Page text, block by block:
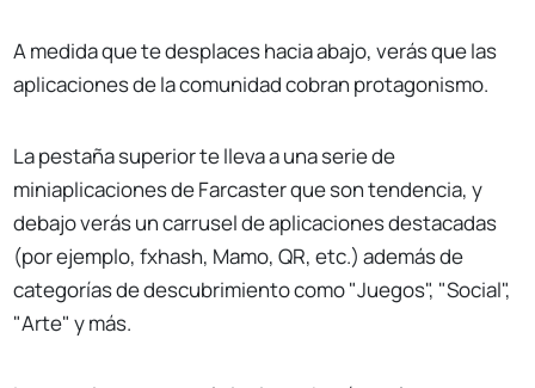
A medida que te desplaces hacia abajo, verás que las
aplicaciones de la comunidad cobran protagonismo.
La pestaña superior te lleva a una serie de
miniaplicaciones de Farcaster que son tendencia, y
debajo verás un carrusel de aplicaciones destacadas
(por ejemplo, fxhash, Mamo, QR, etc.) además de
categorías de descubrimiento como "Juegos", "Social",
"Arte" y más.